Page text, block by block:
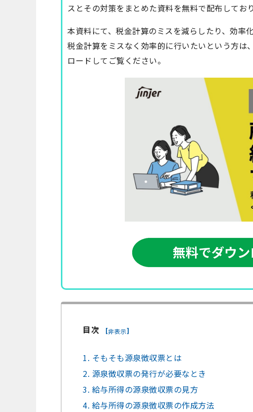
スとその対策をまとめた資料を無料で配布しており
本資料にて、税金計算のミスを減らしたり、効率
税金計算をミスなく効率的に行いたいという方
ロードしてご覧ください。
目次 [非表示]
1. そもそも源泉徴収票とは
2. 源泉徴収票の発行が必要なとき
3. 給与所得の源泉徴収票の見方
4. 給与所得の源泉徴収票の作成方法